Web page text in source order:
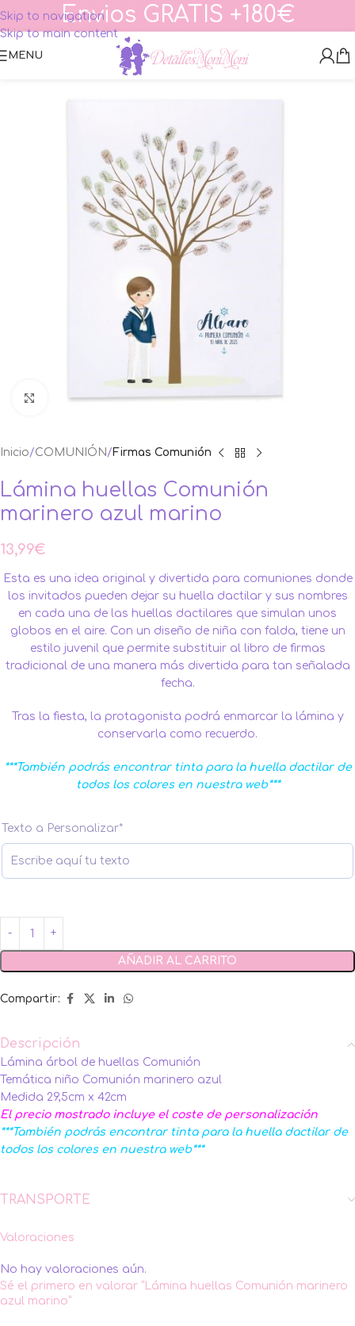
Skip to navigation
Skip to main content
Envios GRATIS +180€
MENU
Ampliar foto
Inicio COMUNIÓN Firmas Comunión
Lámina huellas Comunión
marinero azul marino
13,99€
Esta es una idea original y divertida para comuniones donde
los invitados pueden dejar su huella dactilar y sus nombres
en cada una de las huellas dactilares que simulan unos
globos en el aire. Con un diseño de niña con falda, tiene un
estilo juvenil que permite substituir al libro de firmas
tradicional de una manera más divertida para tan señalada
fecha.
Tras la fiesta, la protagonista podrá enmarcar la lámina y
conservarla como recuerdo.
***También podrás encontrar tinta para la huella dactilar de
todos los colores en nuestra web***
Texto a Personalizar*
AÑADIR AL CARRITO
Compartir:
Descripción
Lámina árbol de huellas Comunión
Temática niño Comunión marinero azul
Medida 29,5cm x 42cm
El precio mostrado incluye el coste de personalización
***También podrás encontrar tinta para la huella dactilar de
todos los colores en nuestra web***
TRANSPORTE
Valoraciones
No hay valoraciones aún.
Sé el primero en valorar “Lámina huellas Comunión marinero
azul marino”